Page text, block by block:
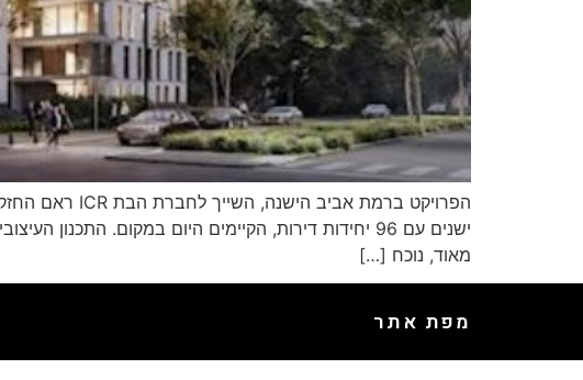
ישנים עם 96 יחידות דירות, הקיימים היום במקום.
מאוד, נוכח […]
מפת אתר